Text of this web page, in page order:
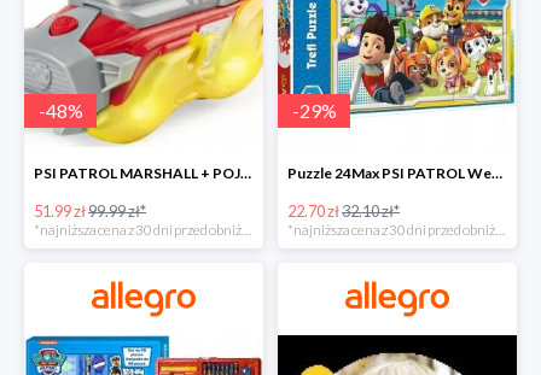
-48%
PSI PATROL MARSHALL + POJAZD WÓZ STRAŻACKI DŹWIĘK -48%
51.99 zł99.99 zł*
*najniższa cena z 30 dni przed obniżką
-29%
Puzzle 24Max PSI PATROL Wesoła drużyna TREFL -29%
22.70 zł32.10 zł*
*najniższa cena z 30 dni przed obniżką